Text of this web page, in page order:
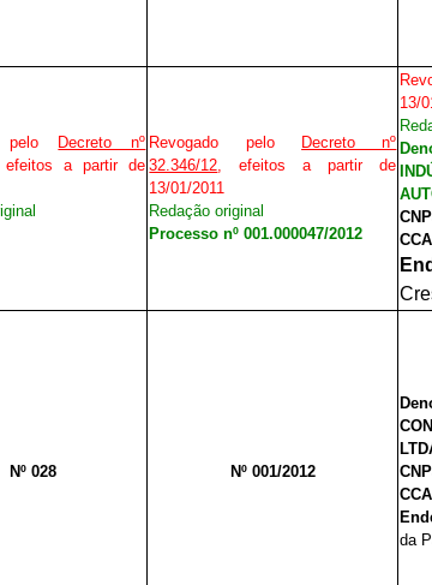
pelo
Decreto nº
a partir de
Revogado pelo
Decreto nº
32.346/12, efeitos a partir de
13/01/2011
Redação original
Processo nº 001.000047/2012
13/
Nº 028 Nº 001/2012
da